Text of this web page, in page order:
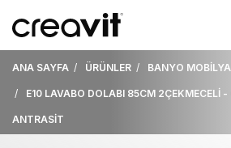
ANA SAYFA ÜRÜNLER BANYO
E10 LAVABO DOLABI 85CM 2ÇEKMECELİ
ANTRASİT